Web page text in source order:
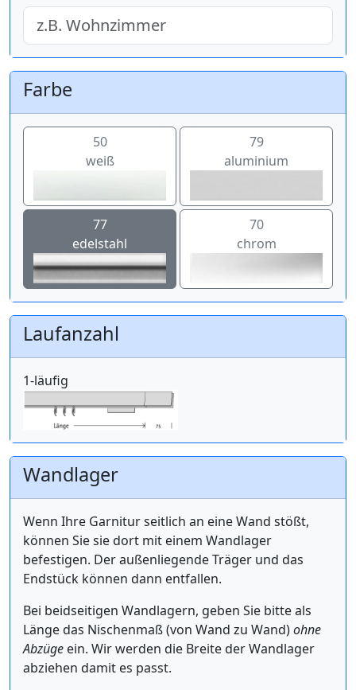
Farbe
50
weiß
79
aluminium
77
edelstahl
70
chrom
Laufanzahl
1-läufig
Wandlager
Wenn Ihre Garnitur seitlich an eine Wand stößt,
können Sie sie dort mit einem Wandlager
befestigen. Der außenliegende Träger und das
Endstück können dann entfallen.
Bei beidseitigen Wandlagern, geben Sie bitte als
Länge das Nischenmaß (von Wand zu Wand)ohne
Abzüge ein. Wir werden die Breite der Wandlager
abziehen damit es passt.